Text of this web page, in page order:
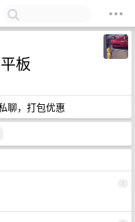
板
聊，打包优惠
1